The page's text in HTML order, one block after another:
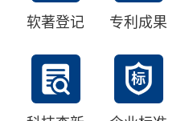
软著登记 专利成果